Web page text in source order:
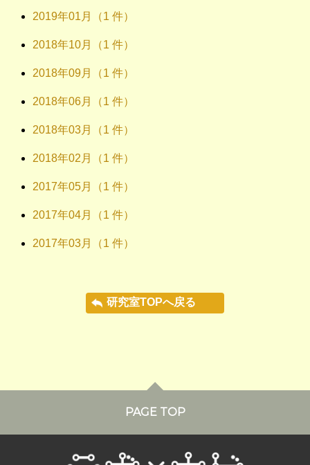
2019年01月（1 件）
2018年10月（1 件）
2018年09月（1 件）
2018年06月（1 件）
2018年03月（1 件）
2018年02月（1 件）
2017年05月（1 件）
2017年04月（1 件）
2017年03月（1 件）
研究室TOPへ戻る
PAGE TOP